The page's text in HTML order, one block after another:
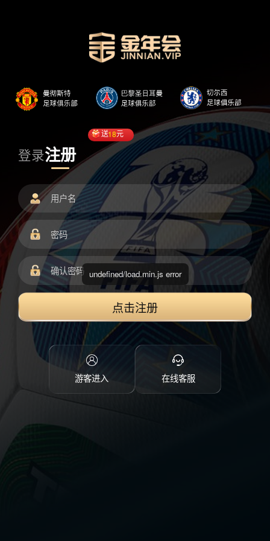
登录注册
送18元
点击注册
游客进入 在线客服
undefined/load.min.js error